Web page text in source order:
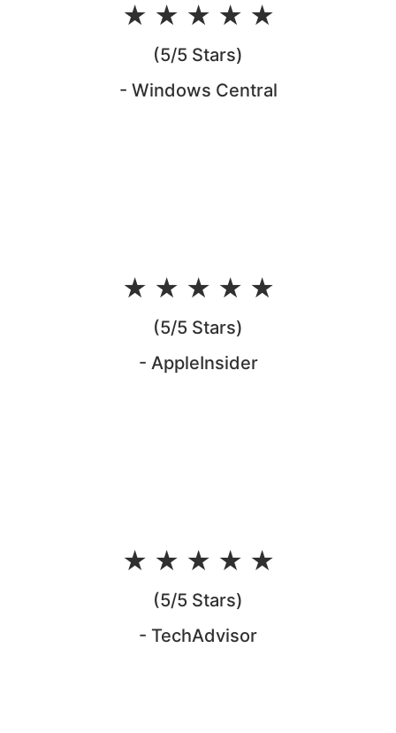
★ ★ ★ ★ ★
(5/5 Stars)
- Windows Central
★ ★ ★ ★ ★
(5/5 Stars)
- AppleInsider
★ ★ ★ ★ ★
(5/5 Stars)
- TechAdvisor